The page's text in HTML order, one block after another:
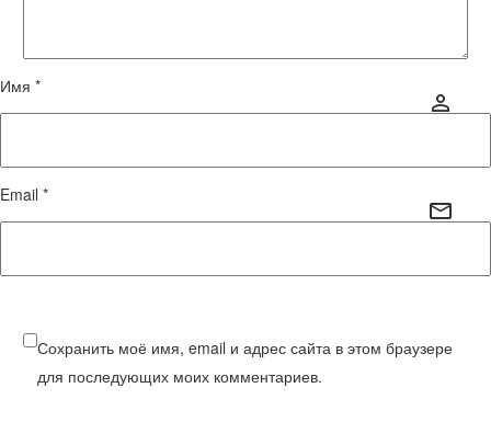
Имя *
Email *
Сохранить моё имя, email и адрес сайта в этом браузере
для последующих моих комментариев.